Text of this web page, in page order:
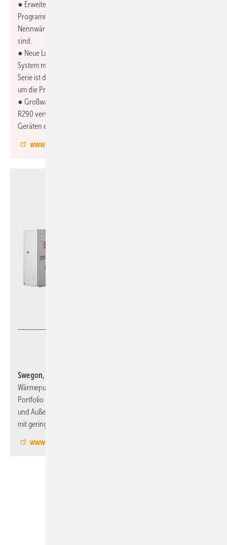
● Erweiterung des Ecodan Luft/Wasser-Wärmepumpen-
Programms um zwei Varianten mit 10 und 12 kW
Nennwärmeleistung, die mit dem Kältemittel R290 ausgestattet
sind.
● Neue Luft/Luft-Wärmepumpen der M-Serie, die als erstes Split-
System mit Propan ausgestattet sind. Sicherheitsmerkmal dieser
Serie ist die Zugabe eines Duftstoffs zum geruchlosen Kältemittel,
um die Produktsicherheit zu erhöhen.
● Großwärmepumpen der Baureihe MEHP-iS, die das Kältemittel
R290 verwenden. Diese können durch Kaskadierung mit bis zu 8
Geräten eine Gesamtleistung von bis zu 1200 kW erreichen.
www.mitsubishi-les.de
Swegon, 8.0-C69,
Wärmepumpen und Kaltwassererzeuger aus dem Propan-
Portfolio in variablen Leistungsbereichen bis 400 kW, Innen-
und Außenaufstellung sowie Kaltwassererzeuger mit Freikühlung
mit geringer Kältemittelfüllmenge und hohen Wirkungsgraden.
www.swegon.de